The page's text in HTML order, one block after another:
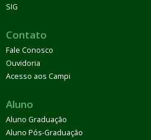
SIG
Contato
Fale Conosco
Ouvidoria
Acesso aos Campi
Aluno
Aluno Graduação
Aluno Pós-Graduação